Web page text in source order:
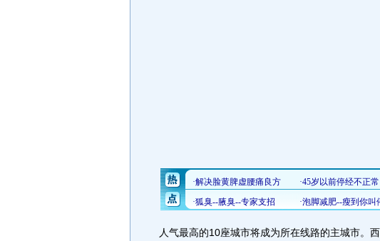
人气最高的10座城市将成为所在线路的主城市。